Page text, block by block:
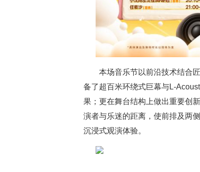
本场音乐节以前沿技术结合
备了超百米环绕式巨幕与L-
果；更在舞台结构上做出重要创
演者与乐迷的距离，使前排及两
沉浸式观演体验。